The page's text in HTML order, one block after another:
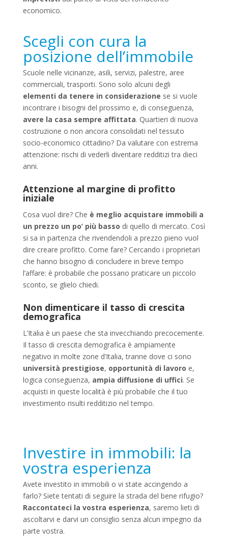
economico.
Scegli con cura la
posizione dell’immobile
Scuole nelle vicinanze, asili, servizi, palestre, aree
commerciali, trasporti. Sono solo alcuni degli
elementi da tenere in considerazione se si vuole
incontrare i bisogni del prossimo e, di conseguenza,
avere la casa sempre affittata. Quartieri di nuova
costruzione o non ancora consolidati nel tessuto
socio-economico cittadino? Da valutare con estrema
attenzione: rischi di vederli diventare redditizi tra dieci
anni.
Attenzione al margine di profitto
iniziale
Cosa vuol dire? Che è meglio acquistare immobili a
un prezzo un po’ più basso di quello di mercato. Così
si sa in partenza che rivendendoli a prezzo pieno vuol
dire creare profitto. Come fare? Cercando i proprietari
che hanno bisogno di concludere in breve tempo
l’affare: è probabile che possano praticare un piccolo
sconto, se glielo chiedi.
Non dimenticare il tasso di crescita
demografica
L’Italia è un paese che sta invecchiando precocemente.
Il tasso di crescita demografica è ampiamente
negativo in molte zone d’Italia, tranne dove ci sono
università prestigiose, opportunità di lavoro e,
logica conseguenza, ampia diffusione di uffici. Se
acquisti in queste località è più probabile che il tuo
investimento risulti redditizio nel tempo.
Investire in immobili: la
vostra esperienza
Avete investito in immobili o vi state accingendo a
farlo? Siete tentati di seguire la strada del bene rifugio?
Raccontateci la vostra esperienza, saremo lieti di
ascoltarvi e darvi un consiglio senza alcun impegno da
parte vostra.